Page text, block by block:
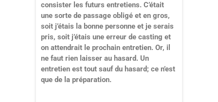
consister les futurs entretiens. C’était
une sorte de passage obligé et en gros,
soit j’étais la bonne personne et je serais
pris, soit j’étais une erreur de casting et
on attendrait le prochain entretien. Or, il
ne faut rien laisser au hasard. Un
entretien est tout sauf du hasard; ce n’est
que de la préparation.